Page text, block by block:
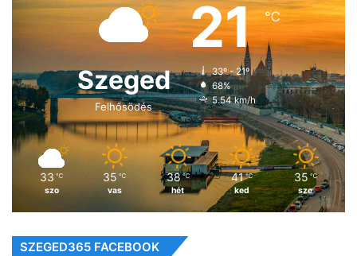
Szeged
Felhősödés
21℃
33º - 21º
68%
5.54 km/h
33 ℃
szo
35 ℃
vas
38 ℃
hét
41 ℃
ked
35 ℃
sze
SZEGED365 FACEBOOK